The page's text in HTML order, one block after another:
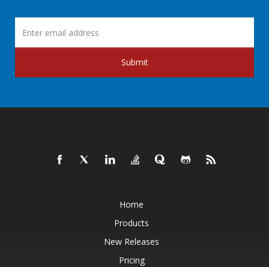
Submit
Home
Products
New Releases
Pricing